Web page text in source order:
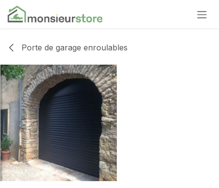
Se rendre au contenu
Porte de garage enroulables